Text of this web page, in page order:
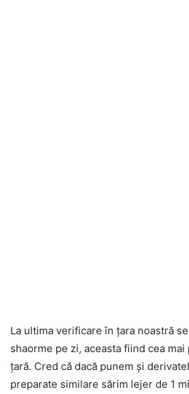
La ultima verificare în ţara noastră
shaorme pe zi, aceasta fiind cea
ţară. Cred că dacă punem şi
preparate similare sărim lejer de 1